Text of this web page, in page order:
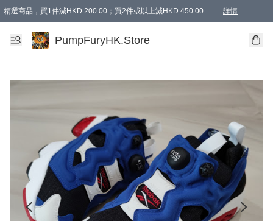
精選商品，買1件減HKD 200.00；買2件或以上減HKD 450.00 詳情
AAPE商品,會員專享9折或以上（按會員等級）AAPE products, members can
精選商品，任選買2件或以上減HKD 100.00
購物滿 HKD 800.00即享免運費優惠！（適用於 特定的送貨方式 )
PumpFuryHK.Store